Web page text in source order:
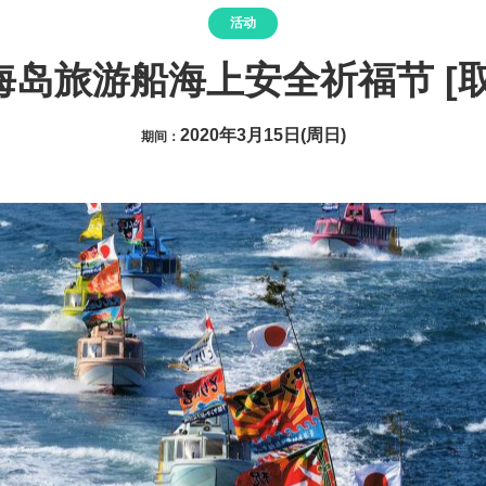
活动
岛旅游船海上安全祈福节 [
期间： 2020年3月15日(周日)